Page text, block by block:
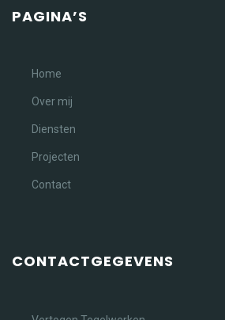
PAGINA’S
Home
Over mij
Diensten
Projecten
Contact
CONTACTGEGEVENS